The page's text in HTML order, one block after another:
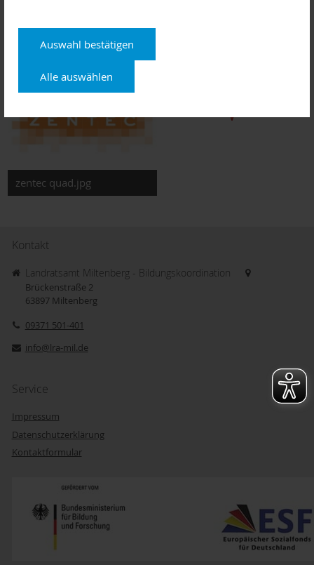
Auswahl bestätigen
Alle auswählen
zentec quad.jpg
Kontakt
Landratsamt Miltenberg - Bildungskoordination
Brückenstraße 2
63897 Miltenberg
09371 501-401
info@lra-mil.de
Service
Impressum
Datenschutzerklärung
Kontaktformular